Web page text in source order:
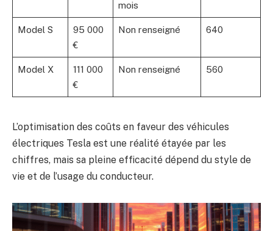
mois
Model S
95 000
€
Non renseigné 640
Model X
111 000
€
Non renseigné 560
L’optimisation des coûts en faveur des véhicules
électriques Tesla est une réalité étayée par les
chiffres, mais sa pleine efficacité dépend du style de
vie et de l’usage du conducteur.